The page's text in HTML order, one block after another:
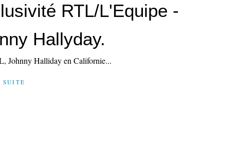
RTL/L'Equipe -
Hallyday.
Johnny Halliday en Californie...